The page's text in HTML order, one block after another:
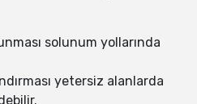
solunum yollarında
yetersiz alanlarda